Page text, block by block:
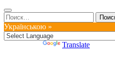
Найти:
Українською »
Translate